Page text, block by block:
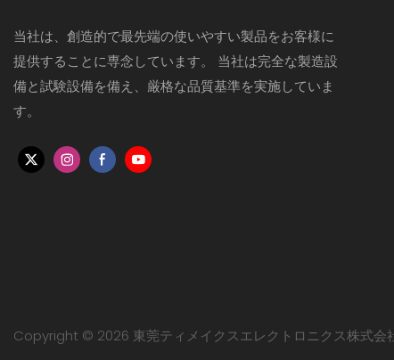
当社は、創造的で最先端の使いやすい製品をお客様に
提供することに専念しています。 当社は完全な製造設
備と試験設備を備え、厳格な品質基準を実施していま
す。
Copyright © 2026 東莞ティメイクスエレクトロニクス株式会